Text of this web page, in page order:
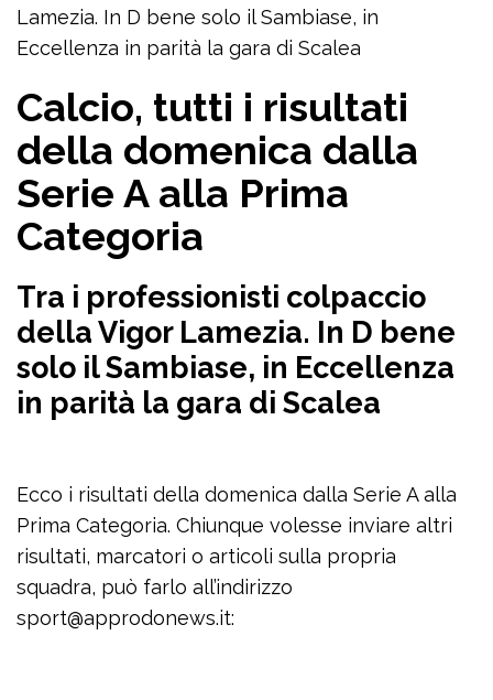
Lamezia. In D bene solo il Sambiase, in
Eccellenza in parità la gara di Scalea
Calcio, tutti i risultati
della domenica dalla
Serie A alla Prima
Categoria
Tra i professionisti colpaccio
della Vigor Lamezia. In D bene
solo il Sambiase, in Eccellenza
in parità la gara di Scalea
Ecco i risultati della domenica dalla Serie A alla
Prima Categoria. Chiunque volesse inviare altri
risultati, marcatori o articoli sulla propria
squadra, può farlo all’indirizzo
sport@approdonews.it: